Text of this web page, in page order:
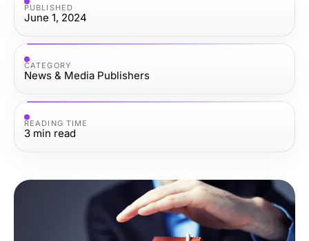
PUBLISHED
June 1, 2024
CATEGORY
News & Media Publishers
READING TIME
3 min read